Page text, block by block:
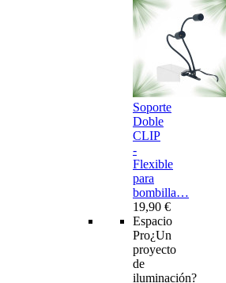
Soporte
Doble
CLIP
-
Flexible
para
bombilla…
19,90 €
Espacio
Pro¿Un
proyecto
de
iluminación?